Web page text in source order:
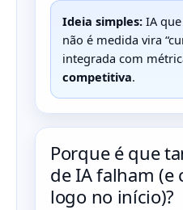
Ideia simples: IA
não é medida vira
integrada com
competitiva.
Porque é que
de IA falham (e
logo no início)?